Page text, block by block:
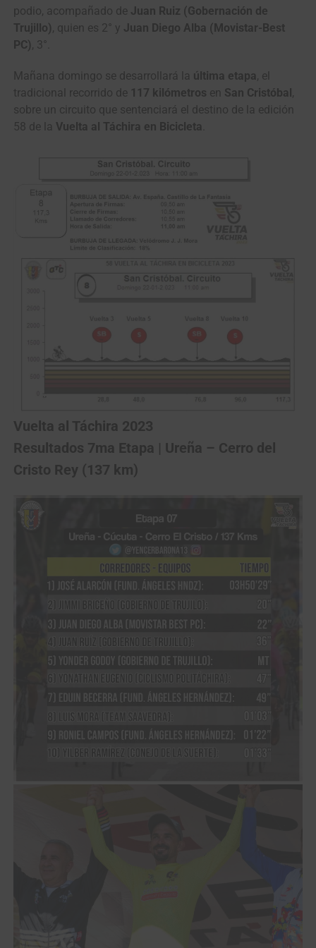
podio, acompañado de Juan Ruiz (Gobernación de
Trujillo), quien es 2° y Juan Diego Alba (Movistar-Best
PC), 3°.
Mañana domingo se desarrollará la última etapa, el
tradicional recorrido de 117 kilómetros en San Cristóbal,
sobre un circuito que sentenciará el destino de la edición
58 de la Vuelta al Táchira en Bicicleta
Vuelta al Táchira 2023
Resultados 7ma Etapa | Ureña – Cerro del
Cristo Rey (137 km)